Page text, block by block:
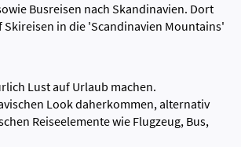
Busreisen nach Skandinavien. Dort
Skireisen in die 'Scandinavien Mountains'
Lust auf Urlaub machen.
Look daherkommen, alternativ
Reiseelemente wie Flugzeug, Bus,